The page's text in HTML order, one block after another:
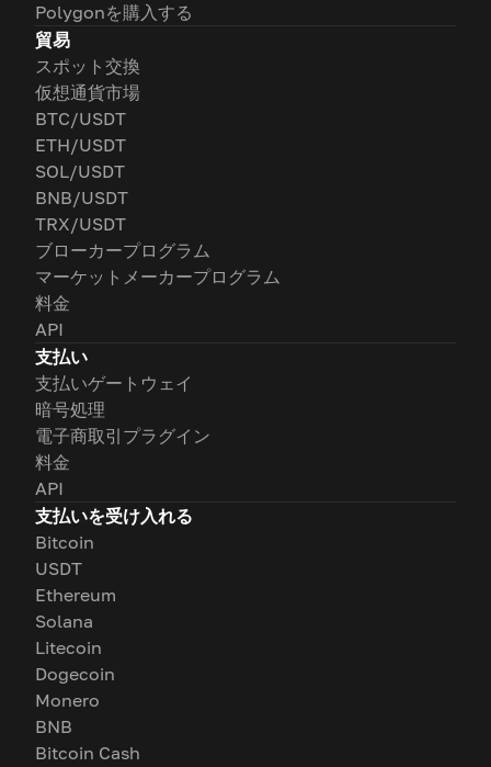
Polygonを購入する
貿易
スポット交換
仮想通貨市場
BTC/USDT
ETH/USDT
SOL/USDT
BNB/USDT
TRX/USDT
ブローカープログラム
マーケットメーカープログラム
料金
API
支払い
支払いゲートウェイ
暗号処理
電子商取引プラグイン
料金
API
支払いを受け入れる
Bitcoin
USDT
Ethereum
Solana
Litecoin
Dogecoin
Monero
BNB
Bitcoin Cash